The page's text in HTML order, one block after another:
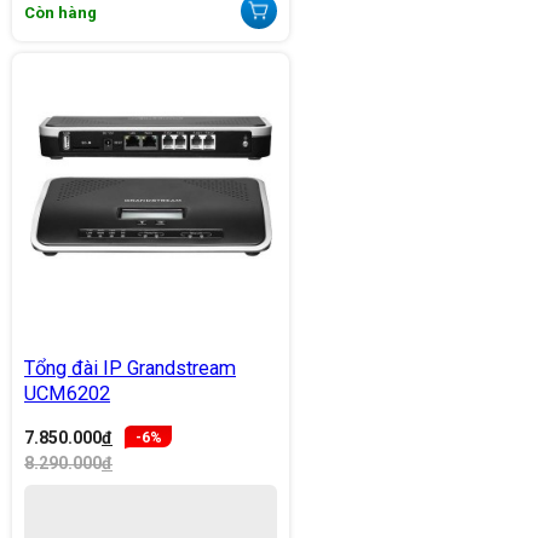
Còn hàng
Tổng đài IP Grandstream
UCM6202
7.850.000đ -6%
8.290.000đ